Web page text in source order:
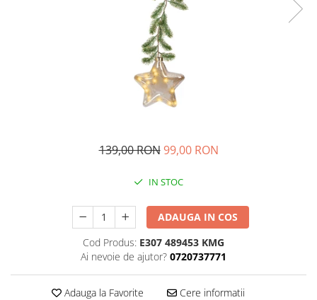
139,00 RON 99,00 RON
IN STOC
ADAUGA IN COS
Cod Produs: E307 489453 KMG
Ai nevoie de ajutor? 0720737771
Adauga la Favorite Cere informatii